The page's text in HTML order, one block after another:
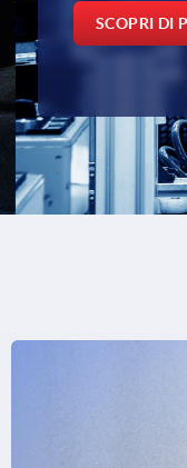
SCOPRI DI